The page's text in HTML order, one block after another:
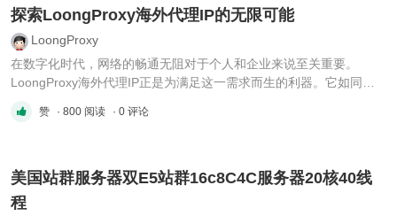
探索LoongProxy海外代理IP的无限可能
LoongProxy
在数字化时代，网络的畅通无阻对于个人和企业来说至关重要。
LoongProxy海外代理IP正是为满足这一需求而生的利器。它如同一
提升工作效率。通过使用LoongProxy，用户不仅能够享受更快的网
赞 · 800 阅读 · 0 评论
美国站群服务器双E5站群16c8C4C服务器20核40线
程